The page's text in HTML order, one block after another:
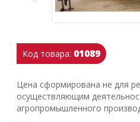
Код товара: 01089
Цена сформирована не для
осуществляющим
агропромышленного